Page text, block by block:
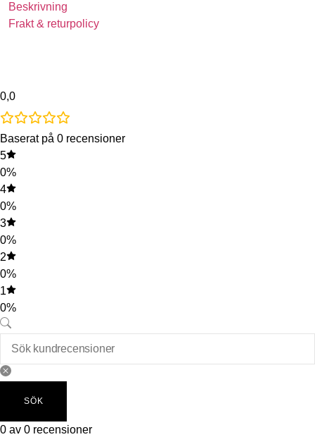
Beskrivning
Frakt & returpolicy
0,0
Baserat på 0 recensioner
5
0%
4
0%
3
0%
2
0%
1
0%
SÖK
0 av 0 recensioner